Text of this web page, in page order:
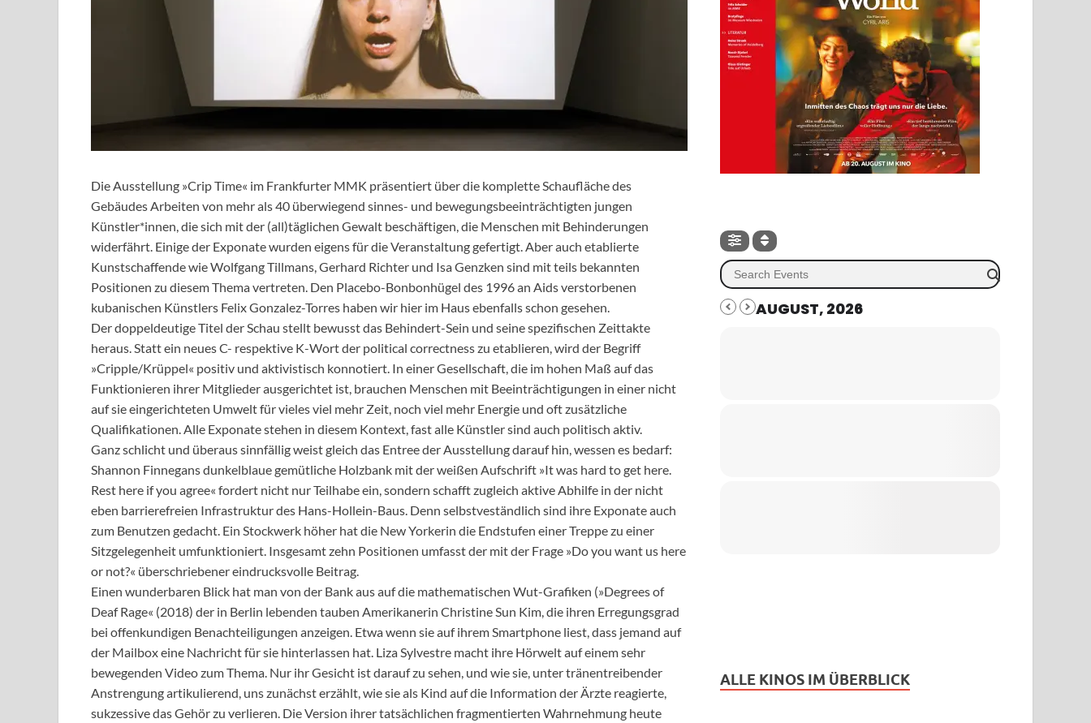
Die Ausstellung »Crip Time« im Frankfurter MMK präsentiert über die komplette Schaufläche des
Gebäudes Arbeiten von mehr als 40 überwiegend sinnes- und bewegungsbeeinträchtigten jungen
Künstler*innen, die sich mit der (all)täglichen Gewalt beschäftigen, die Menschen mit Behinderungen
widerfährt. Einige der Exponate wurden eigens für die Veranstaltung gefertigt. Aber auch etablierte
Kunstschaffende wie Wolfgang Tillmans, Gerhard Richter und Isa Genzken sind mit teils bekannten
Positionen zu diesem Thema vertreten. Den Placebo-Bonbonhügel des 1996 an Aids verstorbenen
kubanischen Künstlers Felix Gonzalez-Torres haben wir hier im Haus ebenfalls schon gesehen.
Der doppeldeutige Titel der Schau stellt bewusst das Behindert-Sein und seine spezifischen Zeittakte
heraus. Statt ein neues C- respektive K-Wort der political correctness zu etablieren, wird der Begriff
»Cripple/Krüppel« positiv und aktivistisch konnotiert. In einer Gesellschaft, die im hohen Maß auf das
Funktionieren ihrer Mitglieder ausgerichtet ist, brauchen Menschen mit Beeinträchtigungen in einer nicht
auf sie eingerichteten Umwelt für vieles viel mehr Zeit, noch viel mehr Energie und oft zusätzliche
Qualifikationen. Alle Exponate stehen in diesem Kontext, fast alle Künstler sind auch politisch aktiv.
Ganz schlicht und überaus sinnfällig weist gleich das Entree der Ausstellung darauf hin, wessen es bedarf:
Shannon Finnegans dunkelblaue gemütliche Holzbank mit der weißen Aufschrift »It was hard to get here.
Rest here if you agree« fordert nicht nur Teilhabe ein, sondern schafft zugleich aktive Abhilfe in der nicht
eben barrierefreien Infrastruktur des Hans-Hollein-Baus. Denn selbstveständlich sind ihre Exponate auch
zum Benutzen gedacht. Ein Stockwerk höher hat die New Yorkerin die Endstufen einer Treppe zu einer
Sitzgelegenheit umfunktioniert. Insgesamt zehn Positionen umfasst der mit der Frage »Do you want us here
or not?« überschriebener eindrucksvolle Beitrag.
Einen wunderbaren Blick hat man von der Bank aus auf die mathematischen Wut-Grafiken (»Degrees of
Deaf Rage« (2018) der in Berlin lebenden tauben Amerikanerin Christine Sun Kim, die ihren Erregungsgrad
bei offenkundigen Benachteiligungen anzeigen. Etwa wenn sie auf ihrem Smartphone liest, dass jemand auf
der Mailbox eine Nachricht für sie hinterlassen hat. Liza Sylvestre macht ihre Hörwelt auf einem sehr
bewegenden Video zum Thema. Nur ihr Gesicht ist darauf zu sehen, und wie sie, unter tränentreibender
Anstrengung artikulierend, uns zunächst erzählt, wie sie als Kind auf die Information der Ärzte reagierte,
sukzessive das Gehör zu verlieren. Die Version ihrer tatsächlichen fragmentierten Wahrnehmung heute
AUGUST, 2026
ALLE KINOS IM ÜBERBLICK